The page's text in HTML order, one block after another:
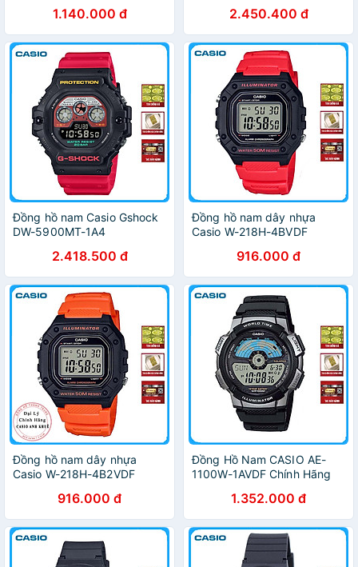
1.140.000 đ 2.450.400 đ
Đồng hồ nam Casio Gshock
DW-5900MT-1A4
2.418.500 đ
Đồng hồ nam dây nhựa
Casio W-218H-4BVDF
916.000 đ
Đồng hồ nam dây nhựa
Casio W-218H-4B2VDF
916.000 đ
Đồng Hồ Nam CASIO AE-
1100W-1AVDF Chính Hãng
1.352.000 đ